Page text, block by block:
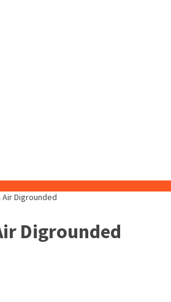
Air Digrounded
Digrounded